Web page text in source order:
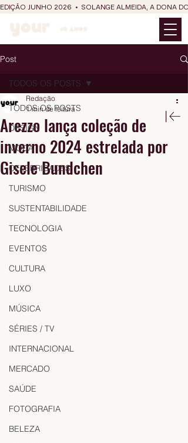
EDIÇÃO JUNHO 2026  •  SOLANGE ALMEIDA, A DONA
Post
TODOS OS POSTS
DESIGN
MODA
CELEBRIDADES
TURISMO
SUSTENTABILIDADE
TECNOLOGIA
EVENTOS
CULTURA
LUXO
MÚSICA
SÉRIES / TV
INTERNACIONAL
MERCADO
SAÚDE
FOTOGRAFIA
BELEZA
TODOS OS POSTS
Arezzo lança coleção de
inverno 2024 estrelada por
Gisele Bundchen
Redação
1 min de leitura